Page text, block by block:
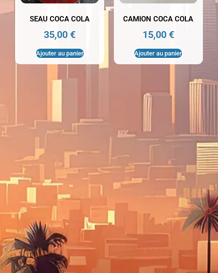
SEAU COCA COLA
35,00€
Ajouter au panier
CAMION COCA COLA
15,00 €
Ajouter au panier